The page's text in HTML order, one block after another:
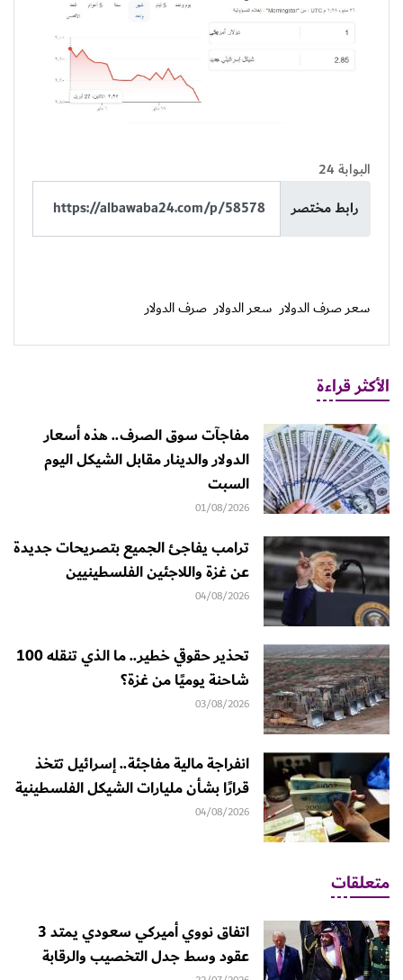
البوابة 24
رابط مختصر
سعر صرف الدولار سعر الدولار صرف الدولار
الأكثر قراءة
مفاجآت سوق الصرف.. هذه أسعار
الدولار والدينار مقابل الشيكل اليوم
السبت
01/08/2026
ترامب يفاجئ الجميع بتصريحات جديدة
عن غزة واللاجئين الفلسطينيين
04/08/2026
تحذير حقوقي خطير.. ما الذي تنقله 100
شاحنة يوميًا من غزة؟
03/08/2026
انفراجة مالية مفاجئة.. إسرائيل تتخذ
قرارًا بشأن مليارات الشيكل الفلسطينية
04/08/2026
متعلقات
اتفاق نووي أميركي سعودي يمتد 3
عقود وسط جدل التخصيب والرقابة